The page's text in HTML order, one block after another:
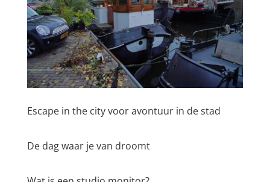
Escape in the city voor avontuur in de stad
De dag waar je van droomt